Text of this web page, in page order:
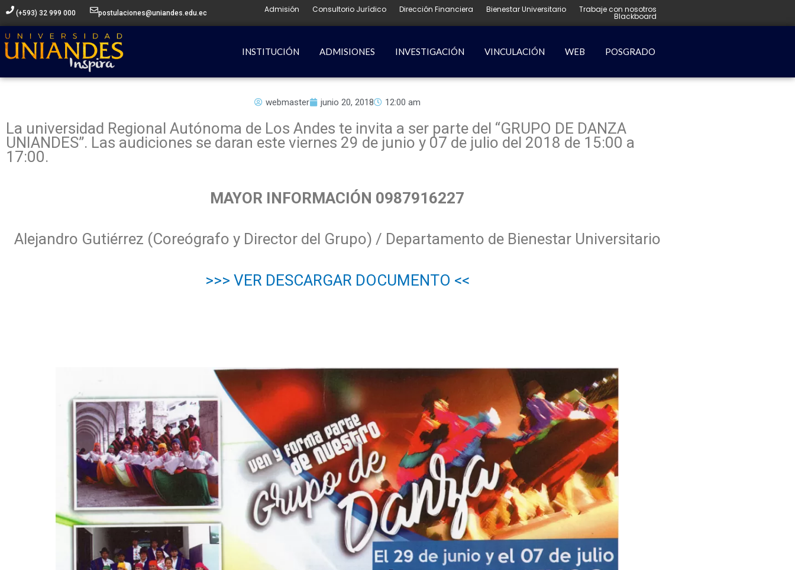
contenido
(+593) 32 999 000 postulaciones@uniandes.edu.ec Admisión Consultorio Jurídico Dirección Financiera Bienestar Universitario Trabaje con nosotros
Blackboard
INSTITUCIÓN ADMISIONES INVESTIGACIÓN VINCULACIÓN WEB POSGRADO
webmaster junio 20, 2018 12:00 am
La universidad Regional Autónoma de Los Andes te invita a ser parte del “GRUPO DE DANZA
UNIANDES”. Las audiciones se daran este viernes 29 de junio y 07 de julio del 2018 de 15:00 a
17:00.
MAYOR INFORMACIÓN 0987916227
Alejandro Gutiérrez (Coreógrafo y Director del Grupo) / Departamento de Bienestar Universitario
>>> VER DESCARGAR DOCUMENTO <<